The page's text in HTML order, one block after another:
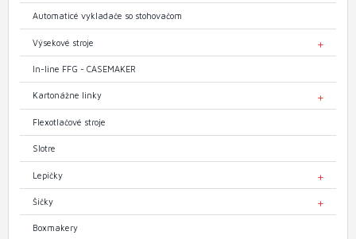
Automaticé vykladače so stohovačom
Výsekové stroje
In-line FFG - CASEMAKER
Kartonážne linky
Flexotlačové stroje
Slotre
Lepičky
Šičky
Boxmakery